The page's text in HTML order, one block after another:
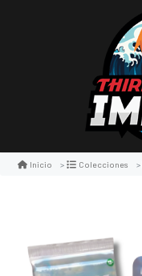
Inicio Colecciones